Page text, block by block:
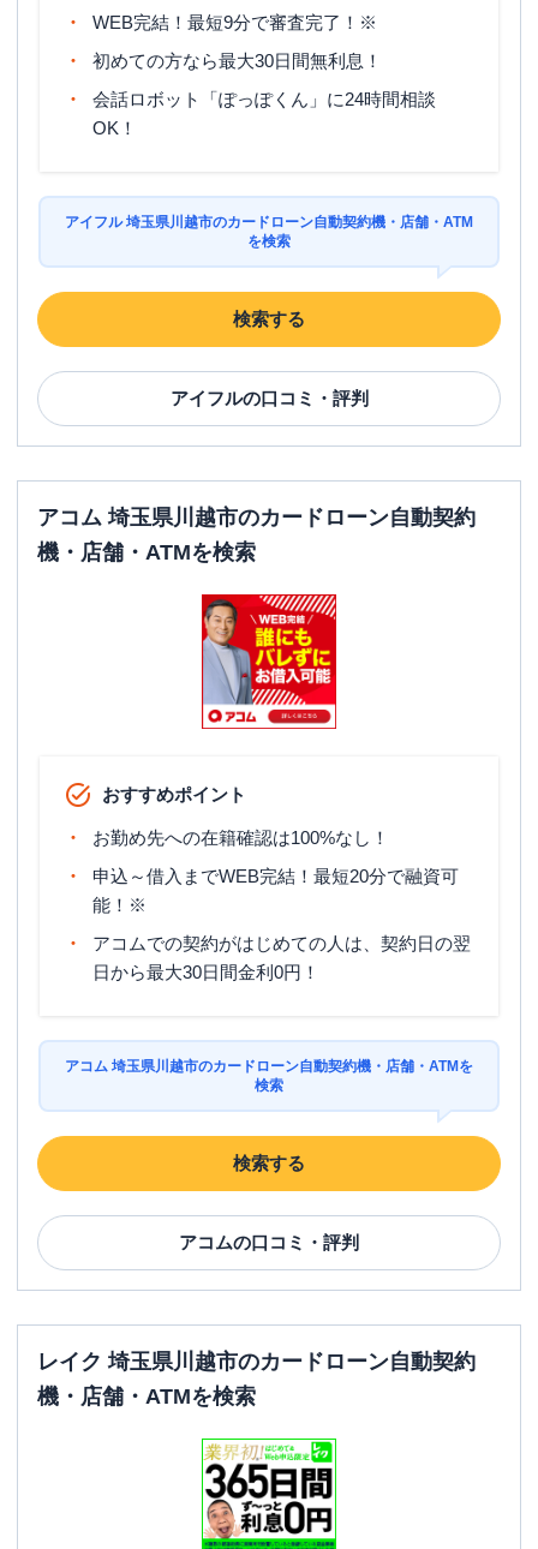
WEB完結！最短9分で審査完了！※
初めての方なら最大30日間無利息！
会話ロボット「ぽっぽくん」に24時間相談
OK！
アイフル 埼玉県川越市のカードローン自動契約機・店舗・ATM
を検索
検索する
アイフルの口コミ・評判
アコム 埼玉県川越市のカードローン自動契約
機・店舗・ATMを検索
おすすめポイント
お勤め先への在籍確認は100%なし！
申込～借入までWEB完結！最短20分で融資可
能！※
アコムでの契約がはじめての人は、契約日の翌
日から最大30日間金利0円！
アコム 埼玉県川越市のカードローン自動契約機・店舗・ATMを
検索
検索する
アコムの口コミ・評判
レイク 埼玉県川越市のカードローン自動契約
機・店舗・ATMを検索